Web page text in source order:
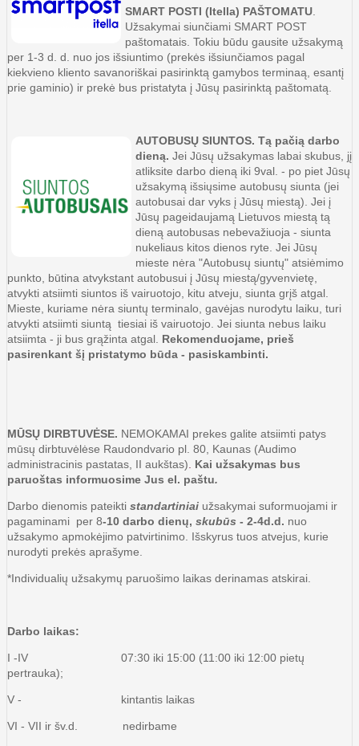
SMART POSTI (Itella) PAŠTOMATU
Užsakymai siunčiami SMART POST
paštomatais. Tokiu būdu gausite užsakymą
per 1-3 d. d. nuo jos išsiuntimo (prekės išsiunčiamos pagal
kiekvieno kliento savanoriškai pasirinktą gamybos terminaą, esantį
prie gaminio) ir prekė bus pristatyta į Jūsų pasirinktą paštomatą.
AUTOBUSŲ SIUNTOS. Tą pačią darbo
dieną. Jei Jūsų užsakymas labai skubus, jį
atliksite darbo dieną iki 9val. - po piet Jūsų
užsakymą išsiųsime autobusų siunta (jei
autobusai dar vyks į Jūsų miestą). Jei į
Jūsų pageidaujamą Lietuvos miestą tą
dieną autobusas nebevažiuoja - siunta
nukeliaus kitos dienos ryte. Jei Jūsų
mieste nėra "Autobusų siuntų" atsiėmimo
punkto, būtina atvykstant autobusui į Jūsų miestą/gyvenvietę,
atvykti atsiimti siuntos iš vairuotojo, kitu atveju, siunta grįš atgal.
Mieste, kuriame nėra siuntų terminalo, gavėjas nurodytu laiku, turi
atvykti atsiimti siuntą tiesiai iš vairuotojo. Jei siunta nebus laiku
atsiimta - ji bus grąžinta atgal. Rekomenduojame, prieš
pasirenkant šį pristatymo būda - pasiskambinti.
MŪSŲ DIRBTUVĖSE. NEMOKAMAI prekes galite atsiimti patys
mūsų dirbtuvėlėse Raudondvario pl. 80, Kaunas (Audimo
administracinis pastatas, II aukštas)
Kai užsakymas bus
paruoštas informuosime Jus el. paštu.
Darbo dienomis pateikti standartiniai užsakymai suformuojami ir
pagaminami per 8-10 darbo dienų, skubūs - 2-4d.d. nuo
užsakymo apmokėjimo patvirtinimo. Išskyrus tuos atvejus, kurie
nurodyti prekės aprašyme.
*Individualių užsakymų paruošimo laikas derinamas atskirai.
Darbo laikas:
I -IV 07:30 iki 15:00 (11:00 iki 12:00 pietų
pertrauka);
V - kintantis laikas
VI - VII ir šv.d. nedirbame